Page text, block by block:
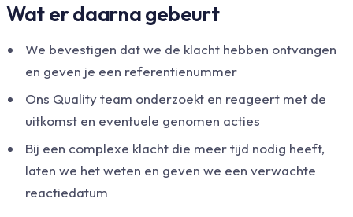
Wat er daarna gebeurt
We bevestigen dat we de klacht hebben ontvangen
en geven je een referentienummer
Ons Quality team onderzoekt en reageert met de
uitkomst en eventuele genomen acties
Bij een complexe klacht die meer tijd nodig heeft,
laten we het weten en geven we een verwachte
reactiedatum